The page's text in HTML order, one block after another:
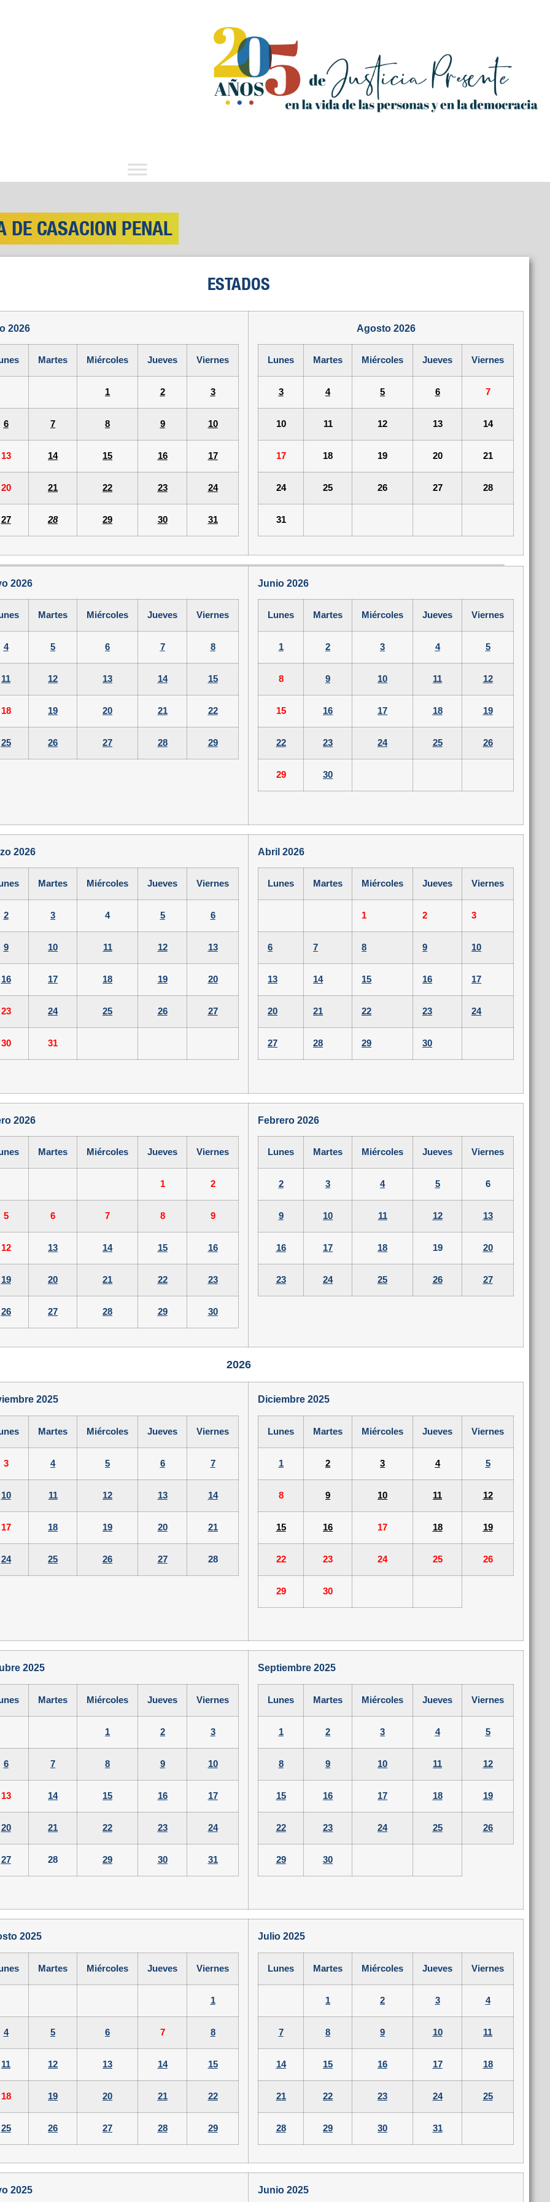
DE CASACION PENAL
ESTADOS
2026
Martes Miércoles Jueves Viernes
1 2 3
6 7 8 9 10
13 14 15 16 17
20 21 22 23 24
27 28 29 30 31
Agosto 2026
Lunes Martes Miércoles Jueves Viernes
3 4 5 6 7
10 11 12 13 14
17 18 19 20 21
24 25 26 27 28
31
2026
Martes Miércoles Jueves Viernes
4 5 6 7 8
11 12 13 14 15
18 19 20 21 22
25 26 27 28 29
Junio 2026
Lunes Martes Miércoles Jueves Viernes
1 2 3 4 5
8 9 10 11 12
15 16 17 18 19
22 23 24 25 26
29 30
2026
Martes Miércoles Jueves Viernes
2 3 4 5 6
9 10 11 12 13
16 17 18 19 20
23 24 25 26 27
30 31
Abril 2026
Lunes Martes Miércoles Jueves Viernes
1 2 3
6 7 8 9 10
13 14 15 16 17
20 21 22 23 24
27 28 29 30
2026
Martes Miércoles Jueves Viernes
1 2
5 6 7 8 9
12 13 14 15 16
19 20 21 22 23
26 27 28 29 30
Febrero 2026
Lunes Martes Miércoles Jueves Viernes
2 3 4 5 6
9 10 11 12 13
16 17 18 19 20
23 24 25 26 27
2026
2025
Martes Miércoles Jueves Viernes
3 4 5 6 7
10 11 12 13 14
17 18 19 20 21
24 25 26 27 28
Diciembre 2025
Lunes Martes Miércoles Jueves Viernes
1 2 3 4 5
8 9 10 11 12
15 16 17 18 19
22 23 24 25 26
29 30
2025
Martes Miércoles Jueves Viernes
1 2 3
6 7 8 9 10
13 14 15 16 17
20 21 22 23 24
27 28 29 30 31
Septiembre 2025
Lunes Martes Miércoles Jueves Viernes
1 2 3 4 5
8 9 10 11 12
15 16 17 18 19
22 23 24 25 26
29 30
2025
Martes Miércoles Jueves Viernes
1
4 5 6 7 8
11 12 13 14 15
18 19 20 21 22
25 26 27 28 29
Julio 2025
Lunes Martes Miércoles Jueves Viernes
1 2 3 4
7 8 9 10 11
14 15 16 17 18
21 22 23 24 25
28 29 30 31
2025 Junio 2025